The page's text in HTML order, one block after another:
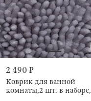
2 490 ₽
Коврик для ванной
комнаты,2 шт. в наборе,